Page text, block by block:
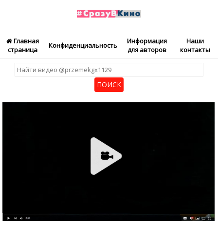
Главная
страница
Конфиденциальность
Информация
для авторов
Наши
контакты